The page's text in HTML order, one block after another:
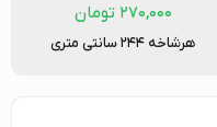
۲۷۰,۰۰۰ تومان
هرشاخه ۲۴۴ سانتی متری